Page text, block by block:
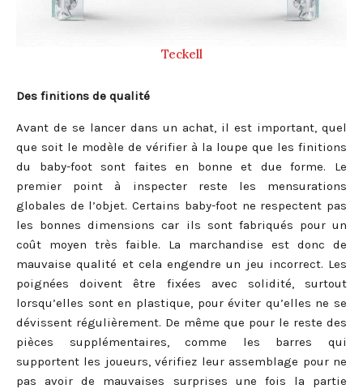
Teckell
Des finitions de qualité
Avant de se lancer dans un achat, il est important, quel
que soit le modèle de vérifier à la loupe que les finitions
du baby-foot sont faites en bonne et due forme. Le
premier point à inspecter reste les mensurations
globales de l’objet. Certains baby-foot ne respectent pas
les bonnes dimensions car ils sont fabriqués pour un
coût moyen très faible. La marchandise est donc de
mauvaise qualité et cela engendre un jeu incorrect. Les
poignées doivent être fixées avec solidité, surtout
lorsqu’elles sont en plastique, pour éviter qu’elles ne se
dévissent régulièrement. De même que pour le reste des
pièces supplémentaires, comme les barres qui
supportent les joueurs, vérifiez leur assemblage pour ne
pas avoir de mauvaises surprises une fois la partie